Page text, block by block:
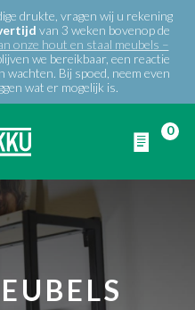
drukte, vragen wij u rekening
van 3 weken bovenop de
onze hout en staal meubels –
we bereikbaar, een reactie
wachten. Bij spoed, neem even
wat er mogelijk is.
0
WIJ